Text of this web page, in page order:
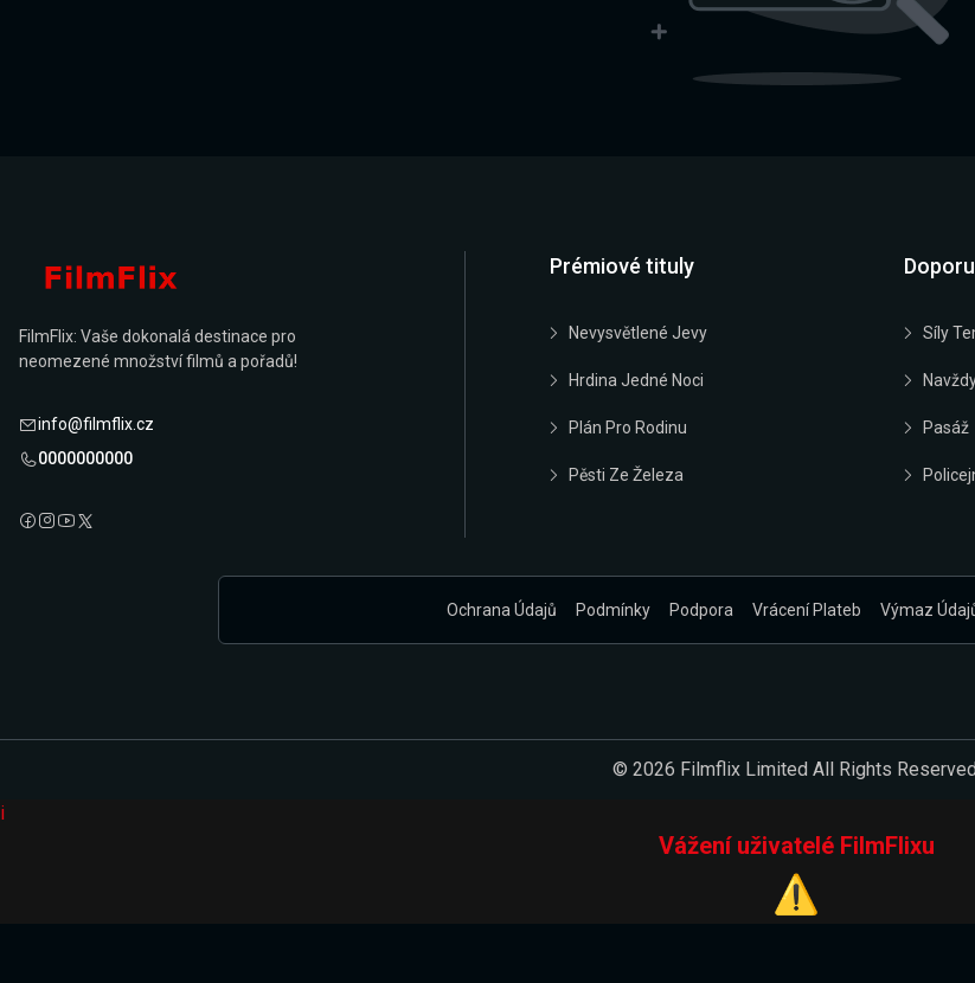
FilmFlix: Vaše dokonalá destinace pro
neomezené množství filmů a pořadů!
info@filmflix.cz
0000000000
Prémiové tituly
Nevysvětlené Jevy
Hrdina Jedné Noci
Plán Pro Rodinu
Pěsti Ze Železa
Síly
Pasáž
Ochrana Údajů Podmínky Podpora Vrácení Plateb Výmaz
© 2026 Filmflix Limited All Rights
i
Vážení uživatelé FilmFlixu
⚠️